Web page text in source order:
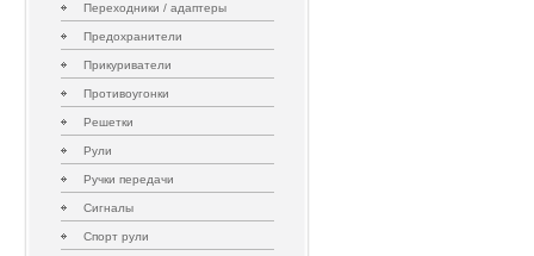
Переходники / адаптеры
Предохранители
Прикуриватели
Противоугонки
Решетки
Рули
Ручки передачи
Сигналы
Спорт рули